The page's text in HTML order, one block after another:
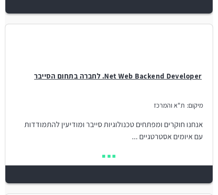
Net Web Backend Developer. לחברה בתחום הסייבר
מיקום: ת"א והמרכז
אנחנו חוקרים ומפתחים טכנולוגיות סייבר ומודיעין להתמודדות
עם איומים אסטרטגיים ...